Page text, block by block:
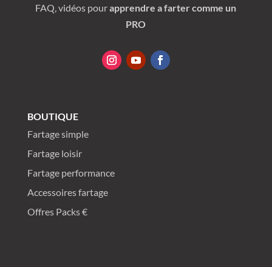
FAQ, vidéos pourapprendre a farter comme un
PRO
BOUTIQUE
Fartage simple
Fartage loisir
Fartage performance
Accessoires fartage
Offres Packs €